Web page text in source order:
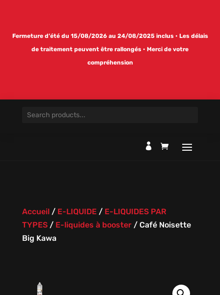
Fermeture d’été du 15/08/2026 au 24/08/2025 inclus • Les délais
de traitement peuvent être rallongés • Merci de votre
compréhension

Accueil/ E-LIQUIDE/ E-LIQUIDES PAR
TYPES/ E-liquides à booster/ Café Noisette
Big Kawa